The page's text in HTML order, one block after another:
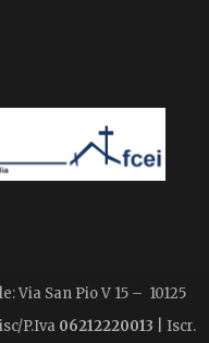
Via San Pio V 15 – 10125
P.Iva 06212220013 | Iscr.